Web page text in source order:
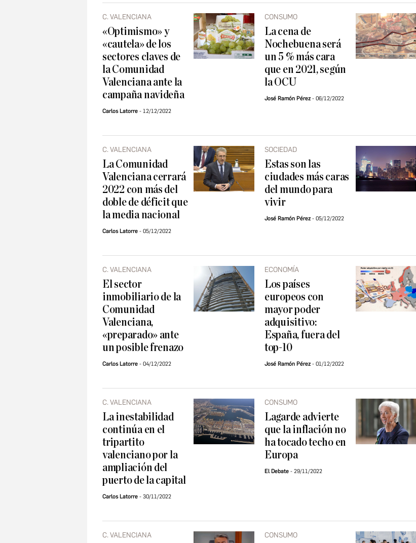
C. VALENCIANA
«Optimismo» y
«cautela» de los
sectores claves de
la Comunidad
Valenciana ante la
campaña navideña
Carlos Latorre 12/12/2022
CONSUMO
La cena de
Nochebuena será
un 5 % más cara
que en 2021, según
la OCU
José Ramón Pérez 06/12/2022
C. VALENCIANA
La Comunidad
Valenciana cerrará
2022 con más del
doble de déficit que
la media nacional
Carlos Latorre 05/12/2022
SOCIEDAD
Estas son las
ciudades más caras
del mundo para
vivir
José Ramón Pérez 05/12/2022
C. VALENCIANA
El sector
inmobiliario de la
Comunidad
Valenciana,
«preparado» ante
un posible frenazo
Carlos Latorre 04/12/2022
ECONOMÍA
Los países
europeos con
mayor poder
adquisitivo:
España, fuera del
top-10
José Ramón Pérez 01/12/2022
C. VALENCIANA
La inestabilidad
continúa en el
tripartito
valenciano por la
ampliación del
puerto de la capital
Carlos Latorre 30/11/2022
CONSUMO
Lagarde advierte
que la inflación no
ha tocado techo en
Europa
El Debate 29/11/2022
C. VALENCIANA CONSUMO